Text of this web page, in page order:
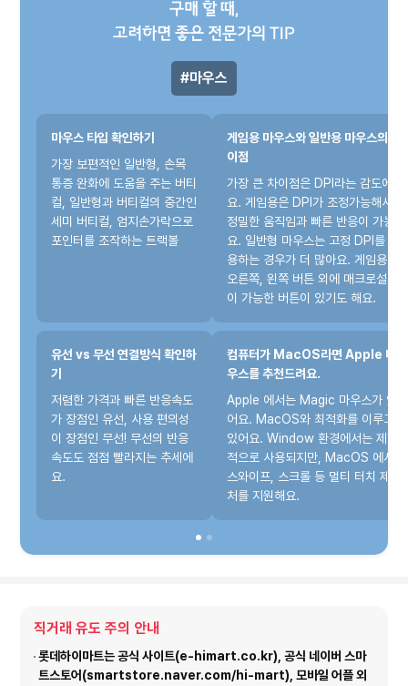
구매 할 때,
고려하면 좋은 전문가의 TIP
마우스
마우스 타입 확인하기
가장 보편적인 일반형, 손목
통증 완화에 도움을 주는 버티
컬, 일반형과 버티컬의 중간인
세미 버티컬, 엄지손가락으로
포인터를 조작하는 트랙볼
유선 vs 무선 연결방식 확인하
기
저렴한 가격과 빠른 반응속도
가 장점인 유선, 사용 편의성
이 장점인 무선! 무선의 반응
속도도 점점 빨라지는 추세에
요.
게임용 마우스와 일반용 마우스의 차
이점
가장 큰 차이점은 DPI라는 감도에
요. 게임용은 DPI가 조정가능해서
정밀한 움직임과 빠른 반응이 가능해
요. 일반형 마우스는 고정 DPI를 사
용하는 경우가 더 많아요. 게임용은
오른쪽, 왼쪽 버튼 외에 매크로설정
이 가능한 버튼이 있기도 해요.
컴퓨터가 MacOS라면 Apple 마
우스를 추천드려요.
Apple 에서는 Magic 마우스가 있
어요. MacOS와 최적화를 이루고
있어요. Window 환경에서는 제한
적으로 사용되지만, MacOS 에서는
스와이프, 스크롤 등 멀티 터치 제스
처를 지원해요.
직거래 유도 주의 안내
롯데하이마트는 공식 사이트(e-himart.co.kr), 공식 네이버 스마
트스토어(smartstore.naver.com/hi-mart), 모바일 어플 외